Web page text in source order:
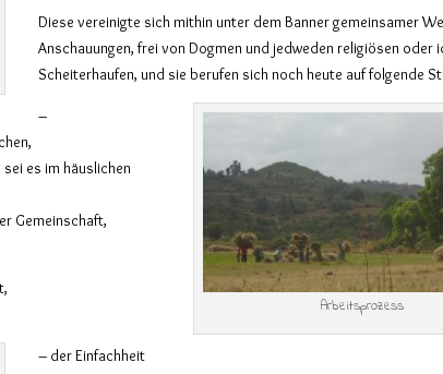
Diese vereinigte sich mithin unter dem Banner gemeinsamer
Anschauungen, frei von Dogmen und jedweden religiösen oder
Scheiterhaufen, und sie berufen sich noch heute auf folgende
Arbeitsprozess
–
es im häuslichen
Gemeinschaft,
– der Einfachheit